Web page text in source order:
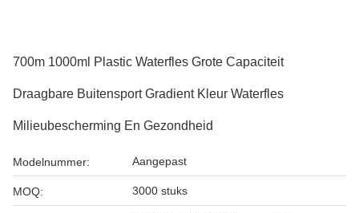
700m 1000ml Plastic Waterfles Grote Capaciteit
Draagbare Buitensport Gradient Kleur Waterfles
Milieubescherming En Gezondheid
Modelnummer: Aangepast
MOQ: 3000 stuks